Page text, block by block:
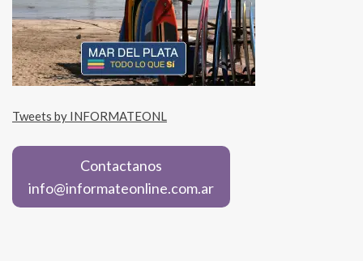
Tweets by INFORMATEONL
Contactanos
info@informateonline.com.ar